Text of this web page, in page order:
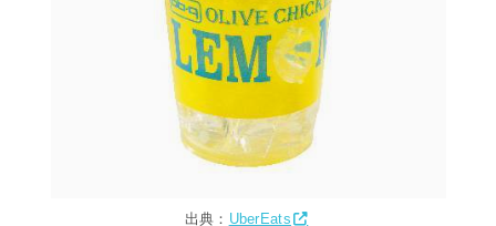
出典： UberEats